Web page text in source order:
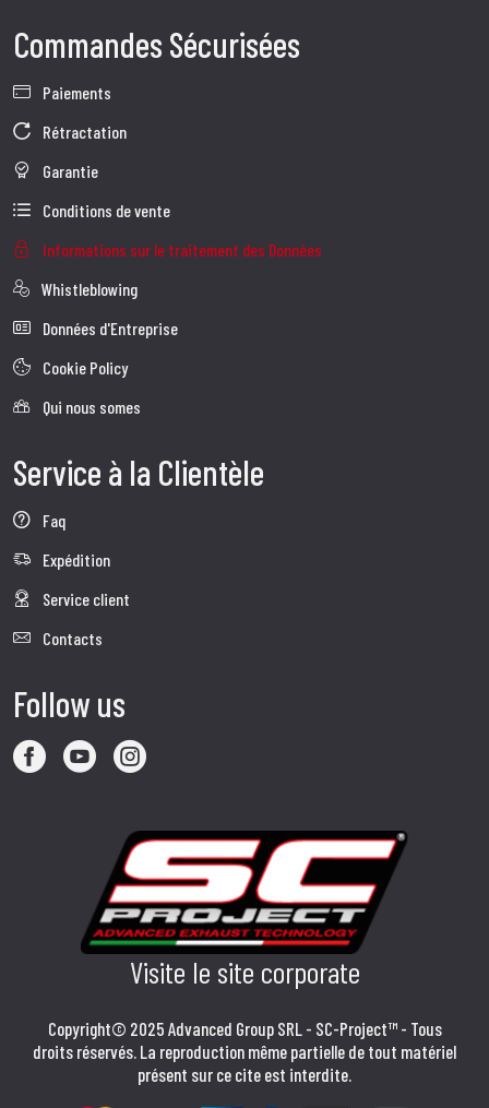
Commandes Sécurisées
Paiements
Rétractation
Garantie
Conditions de vente
Informations sur le traitement des Données
Whistleblowing
Données d'Entreprise
Cookie Policy
Qui nous somes
Service à la Clientèle
Faq
Expédition
Service client
Contacts
Follow us
Visite le site corporate
Copyright© 2025 Advanced Group SRL - SC-Project™ - Tous
droits réservés. La reproduction même partielle de tout matériel
présent sur ce cite est interdite.